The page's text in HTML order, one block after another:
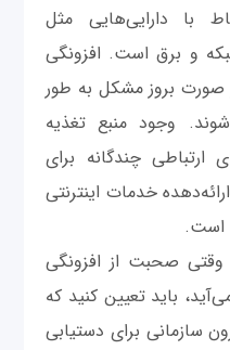
با دارایی‌هایی مثل
و برق است. افزونگی
صورت بروز مشکل به طور
وجود منبع تغذیه
ارتباطی چندگانه برای
خدمات اینترنتی
است.
وقتی صحبت از افزونگی
باید تعیین کنید که
سازمانی برای دستیابی